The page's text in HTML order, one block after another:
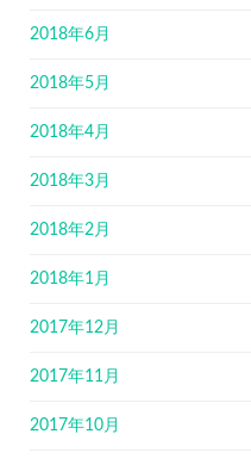
2018年6月
2018年5月
2018年4月
2018年3月
2018年2月
2018年1月
2017年12月
2017年11月
2017年10月